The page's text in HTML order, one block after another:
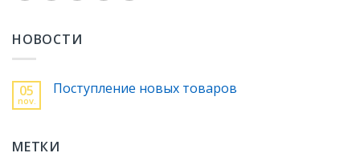
НОВОСТИ
05
nov.
Поступление новых товаров
МЕТКИ